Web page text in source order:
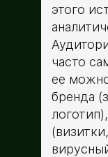
этого
часто
ее
бренда